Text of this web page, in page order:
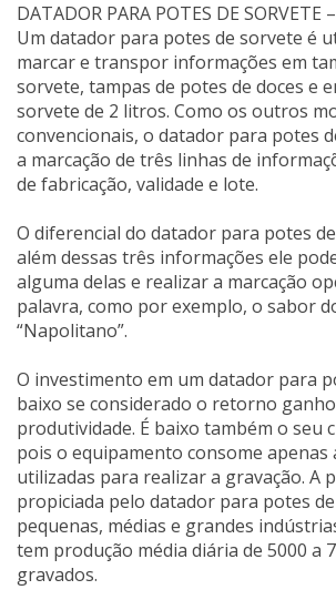
DATADOR PARA POTES DE SORVETE
Um datador para potes de sorvete é
marcar e transpor informações em
sorvete, tampas de potes de doces e
sorvete de 2 litros. Como os outros
convencionais, o datador para potes
a marcação de três linhas de
de fabricação, validade e lote.
O diferencial do datador para potes
além dessas três informações ele
alguma delas e realizar a marcação
palavra, como por exemplo, o sabor
“Napolitano”.
O investimento em um datador para
baixo se considerado o retorno
produtividade. É baixo também o seu
pois o equipamento consome apenas
utilizadas para realizar a gravação. A
propiciada pelo datador para potes
pequenas, médias e grandes
tem produção média diária de 5000 a
gravados.